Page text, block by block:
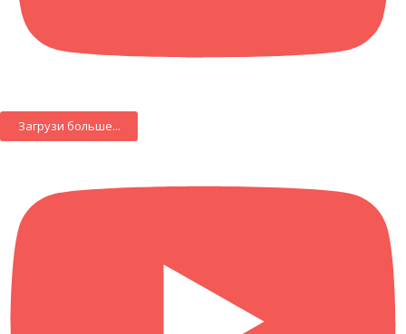
Загрузи больше...